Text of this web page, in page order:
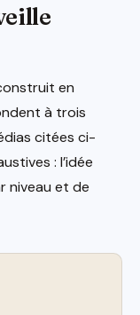
en
à trois
citées ci-
: l’idée
niveau et de